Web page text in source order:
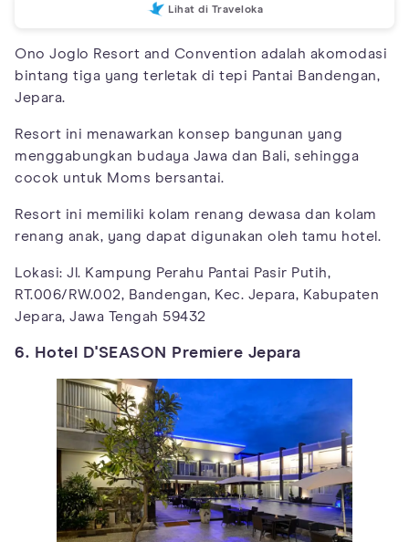
Lihat di Traveloka
Ono Joglo Resort and Convention adalah akomodasi
bintang tiga yang terletak di tepi Pantai Bandengan,
Jepara.
Resort ini menawarkan konsep bangunan yang
menggabungkan budaya Jawa dan Bali, sehingga
cocok untuk Moms bersantai.
Resort ini memiliki kolam renang dewasa dan kolam
renang anak, yang dapat digunakan oleh tamu hotel.
Lokasi: Jl. Kampung Perahu Pantai Pasir Putih,
RT.006/RW.002, Bandengan, Kec. Jepara, Kabupaten
Jepara, Jawa Tengah 59432
6. Hotel D'SEASON Premiere Jepara